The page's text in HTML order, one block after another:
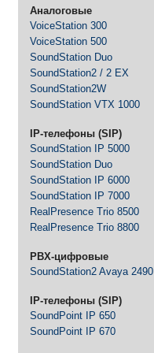
Аналоговые
VoiceStation 300
VoiceStation 500
SoundStation Duo
SoundStation2 / 2 EX
SoundStation2W
SoundStation VTX 1000
IP-телефоны (SIP)
SoundStation IP 5000
SoundStation Duo
SoundStation IP 6000
SoundStation IP 7000
RealPresence Trio 8500
RealPresence Trio 8800
PBX-цифровые
SoundStation2 Avaya 2490
IP-телефоны (SIP)
SoundPoint IP 650
SoundPoint IP 670